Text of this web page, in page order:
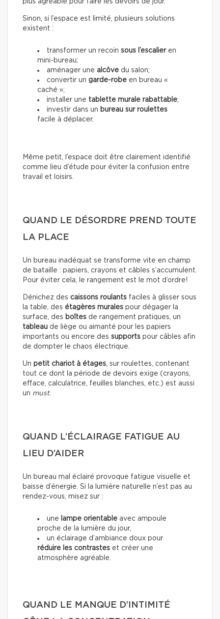
plus agréable pour faire les devoirs de jour.
Sinon, si l’espace est limité, plusieurs solutions
existent :
transformer un recoin sous l’escalieren
mini-bureau;
aménager une alcôve du salon;
convertir un garde-robe en bureau «
caché »;
installer une tablette murale rabattable;
investir dans un bureau sur roulettes
facile à déplacer.
Même petit, l’espace doit être clairement identifié
comme lieu d’étude pour éviter la confusion entre
travail et loisirs.
QUAND LE DÉSORDRE PREND TOUTE
LA PLACE
Un bureau inadéquat se transforme vite en champ
de bataille : papiers, crayons et câbles s’accumulent.
Pour éviter cela, le rangement est le mot d’ordre!
Dénichez des caissons roulants faciles à glisser sous
la table, des étagères murales pour dégager la
surface, des boîtes de rangement pratiques, un
tableau de liège ou aimanté pour les papiers
importants ou encore des supports pour câbles afin
de dompter le chaos électrique.
Un petit chariot à étages, sur roulettes, contenant
tout ce dont la période de devoirs exige (crayons,
efface, calculatrice, feuilles blanches, etc.) est aussi
un must.
QUAND L’ÉCLAIRAGE FATIGUE AU
LIEU D’AIDER
Un bureau mal éclairé provoque fatigue visuelle et
baisse d’énergie. Si la lumière naturelle n’est pas au
rendez-vous, misez sur :
une lampe orientable avec ampoule
proche de la lumière du jour,
un éclairage d’ambiance doux pour
réduire les contrastes et créer une
atmosphère agréable.
QUAND LE MANQUE D’INTIMITÉ